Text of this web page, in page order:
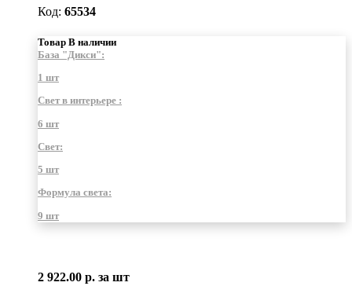
Код: 65534
Товар В наличии
База "Дикси":
1 шт
Свет в интерьере :
6 шт
Свет:
5 шт
Формула света:
9 шт
2 922.00 р. за шт